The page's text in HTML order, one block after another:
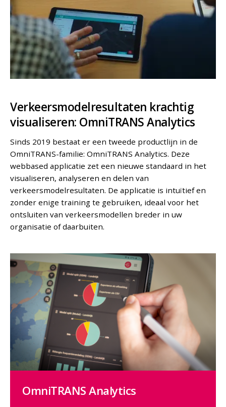
Verkeersmodelresultaten krachtig
visualiseren: OmniTRANS Analytics
Sinds 2019 bestaat er een tweede productlijn in de
OmniTRANS-familie: OmniTRANS Analytics. Deze
webbased applicatie zet een nieuwe standaard in het
visualiseren, analyseren en delen van
verkeersmodelresultaten. De applicatie is intuïtief en
zonder enige training te gebruiken, ideaal voor het
ontsluiten van verkeersmodellen breder in uw
organisatie of daarbuiten.
OmniTRANS Analytics